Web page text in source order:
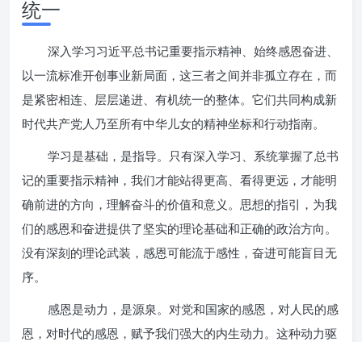
统一
深入学习习近平总书记重要指示精神、始终感恩奋进、
以一流标准开创事业新局面，这三者之间并非孤立存在，而
是紧密相连、层层递进、有机统一的整体。它们共同构成新
时代共产党人乃至所有中华儿女的精神坐标和行动指南。
学习是基础，是指导。只有深入学习、系统掌握了总书
记的重要指示精神，我们才能站得更高、看得更远，才能明
确前进的方向，理解奋斗的价值和意义。思想的指引，为我
们的感恩和奋进提供了坚实的理论基础和正确的政治方向。
没有深刻的理论武装，感恩可能流于感性，奋进可能盲目无
序。
感恩是动力，是源泉。对党和国家的感恩，对人民的感
恩，对时代的感恩，赋予我们强大的内生动力。这种动力驱